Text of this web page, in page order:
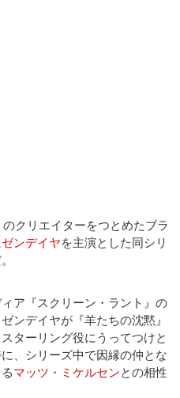
のクリエイターをつとめたブラ
ゼンデイヤを主演とした同シリ
ア『スクリーン・ラント』の
ンデイヤが『羊たちの沈黙』
ターリング役にうってつけと
、シリーズ中で因縁の仲とな
マッツ・ミケルセンとの相性